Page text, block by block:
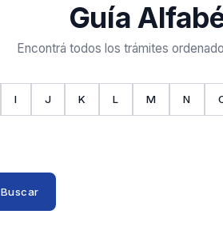
Guía
Encontrá todos los trámites
I J K L M N
Buscar